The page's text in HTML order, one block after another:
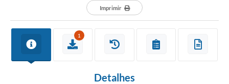
CONCURSO
Parcerias da Lei 13.019/2014
Imprimir
1
Detalhes